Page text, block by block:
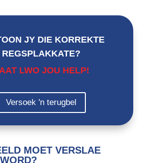
JY DIE KORREKTE
REGSPLAKKATE?
LWO JOU HELP!
Versoek 'n terugbel
MOET VERSLAE